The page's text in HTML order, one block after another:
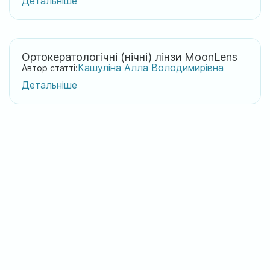
Ортокератологічні (нічні) лінзи MoonLens
Автор статті:Кашуліна Алла Володимирівна
Детальніше